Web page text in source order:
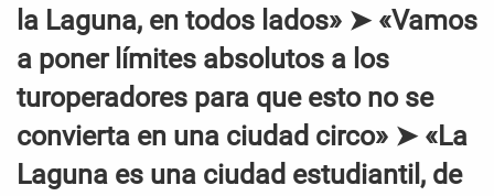
la Laguna, en todos lados» ➤ «Vamos
a poner límites absolutos a los
turoperadores para que esto no se
convierta en una ciudad circo» ➤ «La
Laguna es una ciudad estudiantil, de